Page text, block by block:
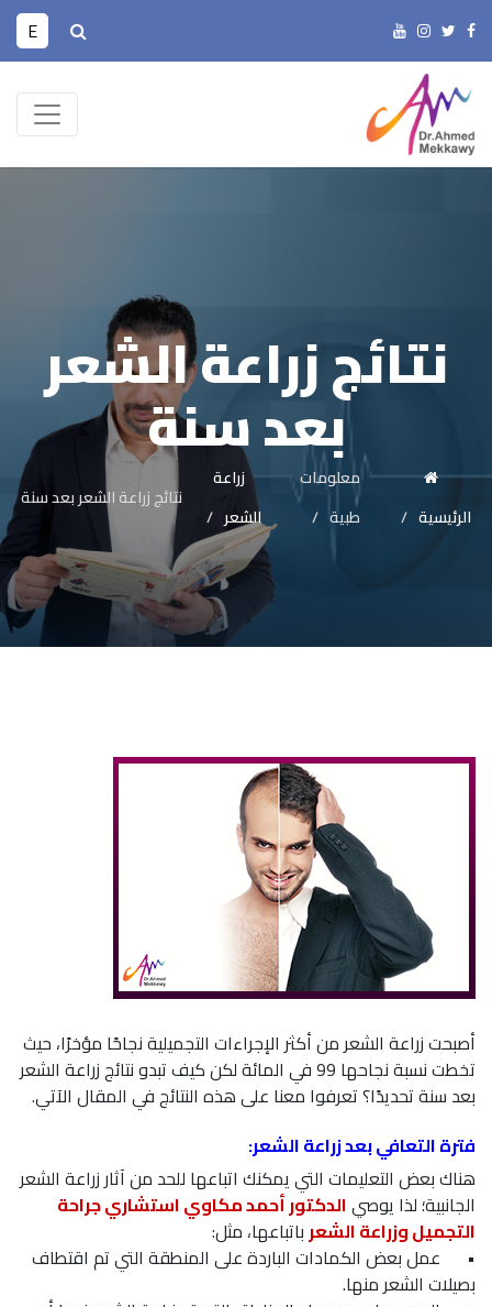
E
نتائج زراعة الشعر
بعد سنة
الرئيسية
معلومات
طبية
زراعة
الشعر
نتائج زراعة الشعر بعد سنة
أصبحت زراعة الشعر من أكثر الإجراءات التجميلية نجاحًا مؤخرًا، حيث
تخطت نسبة نجاحها 99 في المائة لكن كيف تبدو نتائج زراعة الشعر
بعد سنة تحديدًا؟ تعرفوا معنا على هذه النتائج في المقال الآتي.
فترة التعافي بعد زراعة الشعر:
هناك بعض التعليمات التي يمكنك اتباعها للحد من آثار زراعة الشعر
الجانبية؛ لذا يوصيالدكتور أحمد مكاوي استشاري جراحة
التجميل وزراعة الشعرباتباعها، مثل:
•
عمل بعض الكمادات الباردة على المنطقة التي تم اقتطاف
بصيلات الشعر منها.